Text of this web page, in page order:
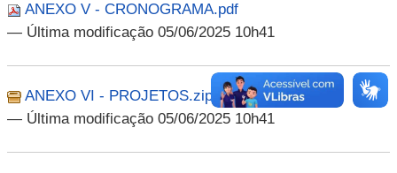
ANEXO V - CRONOGRAMA.pdf
— Última modificação 05/06/2025 10h41
ANEXO VI - PROJETOS.zip
— Última modificação 05/06/2025 10h41